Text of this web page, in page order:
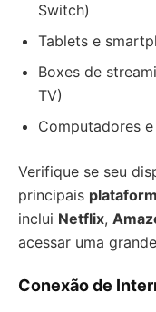
Switch)
Tablets e
Boxes de
TV)
Computadores
Verifique se seu
principais
inclui Netflix,
acessar uma
Conexão de